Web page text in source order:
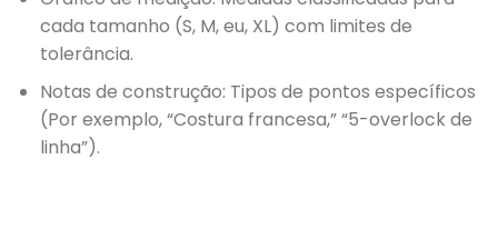
cada tamanho (S, M, eu, XL) com limites de
tolerância.
Notas de construção: Tipos de pontos específicos
(Por exemplo, “Costura francesa,” “5-overlock de
linha”).